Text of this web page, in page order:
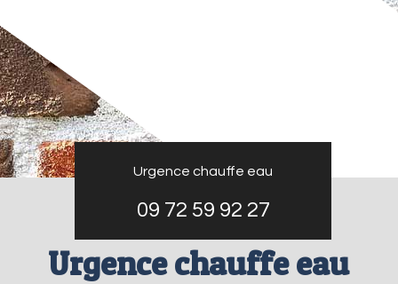
Urgence chauffe eau
09 72 59 92 27
Urgence chauffe eau